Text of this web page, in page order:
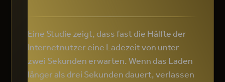
Eine Studie zeigt, dass fast die Hälfte der
Internetnutzer eine Ladezeit von unter
zwei Sekunden erwarten. Wenn das Laden
länger als drei Sekunden dauert, verlassen